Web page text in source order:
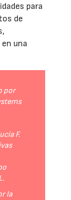
para
de
una
por
F.
la